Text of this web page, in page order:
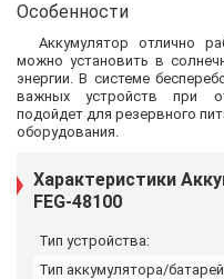
Особенности
Аккумулятор отлично
можно установить в
энергии. В системе
важных устройств при
подойдет для резервного
оборудования.
Характеристики
FEG-48100
Тип устройства:
Тип аккумулятора/